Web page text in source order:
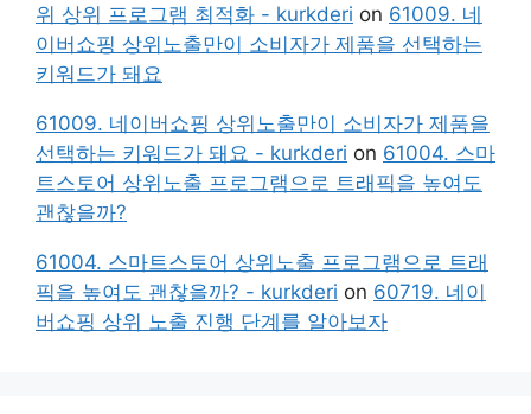
위 상위 프로그램 최적화 - kurkderi on 61009. 네
이버쇼핑 상위노출만이 소비자가 제품을 선택하는
키워드가 돼요
61009. 네이버쇼핑 상위노출만이 소비자가 제품을
선택하는 키워드가 돼요 - kurkderi on 61004. 스마
트스토어 상위노출 프로그램으로 트래픽을 높여도
괜찮을까?
61004. 스마트스토어 상위노출 프로그램으로 트래
픽을 높여도 괜찮을까? - kurkderi on 60719. 네이
버쇼핑 상위 노출 진행 단계를 알아보자